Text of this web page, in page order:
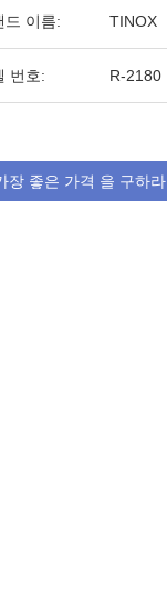
드 이름: TINOX
번호: R-2180
장 좋은 가격 을 구하라